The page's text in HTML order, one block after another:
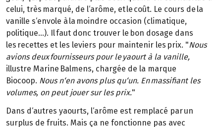
celui, très marqué, de l‘arôme, et le coût. Le cours de la
vanille s‘envole à la moindre occasion (climatique,
politique…). Il faut donc trouver le bon dosage dans
les recettes et les leviers pour maintenir les prix. "Nous
avions deux fournisseurs pour le yaourt à la vanille,
illustre Marine Balmens, chargée de la marque
Biocoop. Nous n‘en avons plus qu‘un. En massifiant les
volumes, on peut jouersur les prix."
Dans d‘autres yaourts, l‘arôme est remplacé par un
surplus de fruits. Mais ça ne fonctionne pas avec